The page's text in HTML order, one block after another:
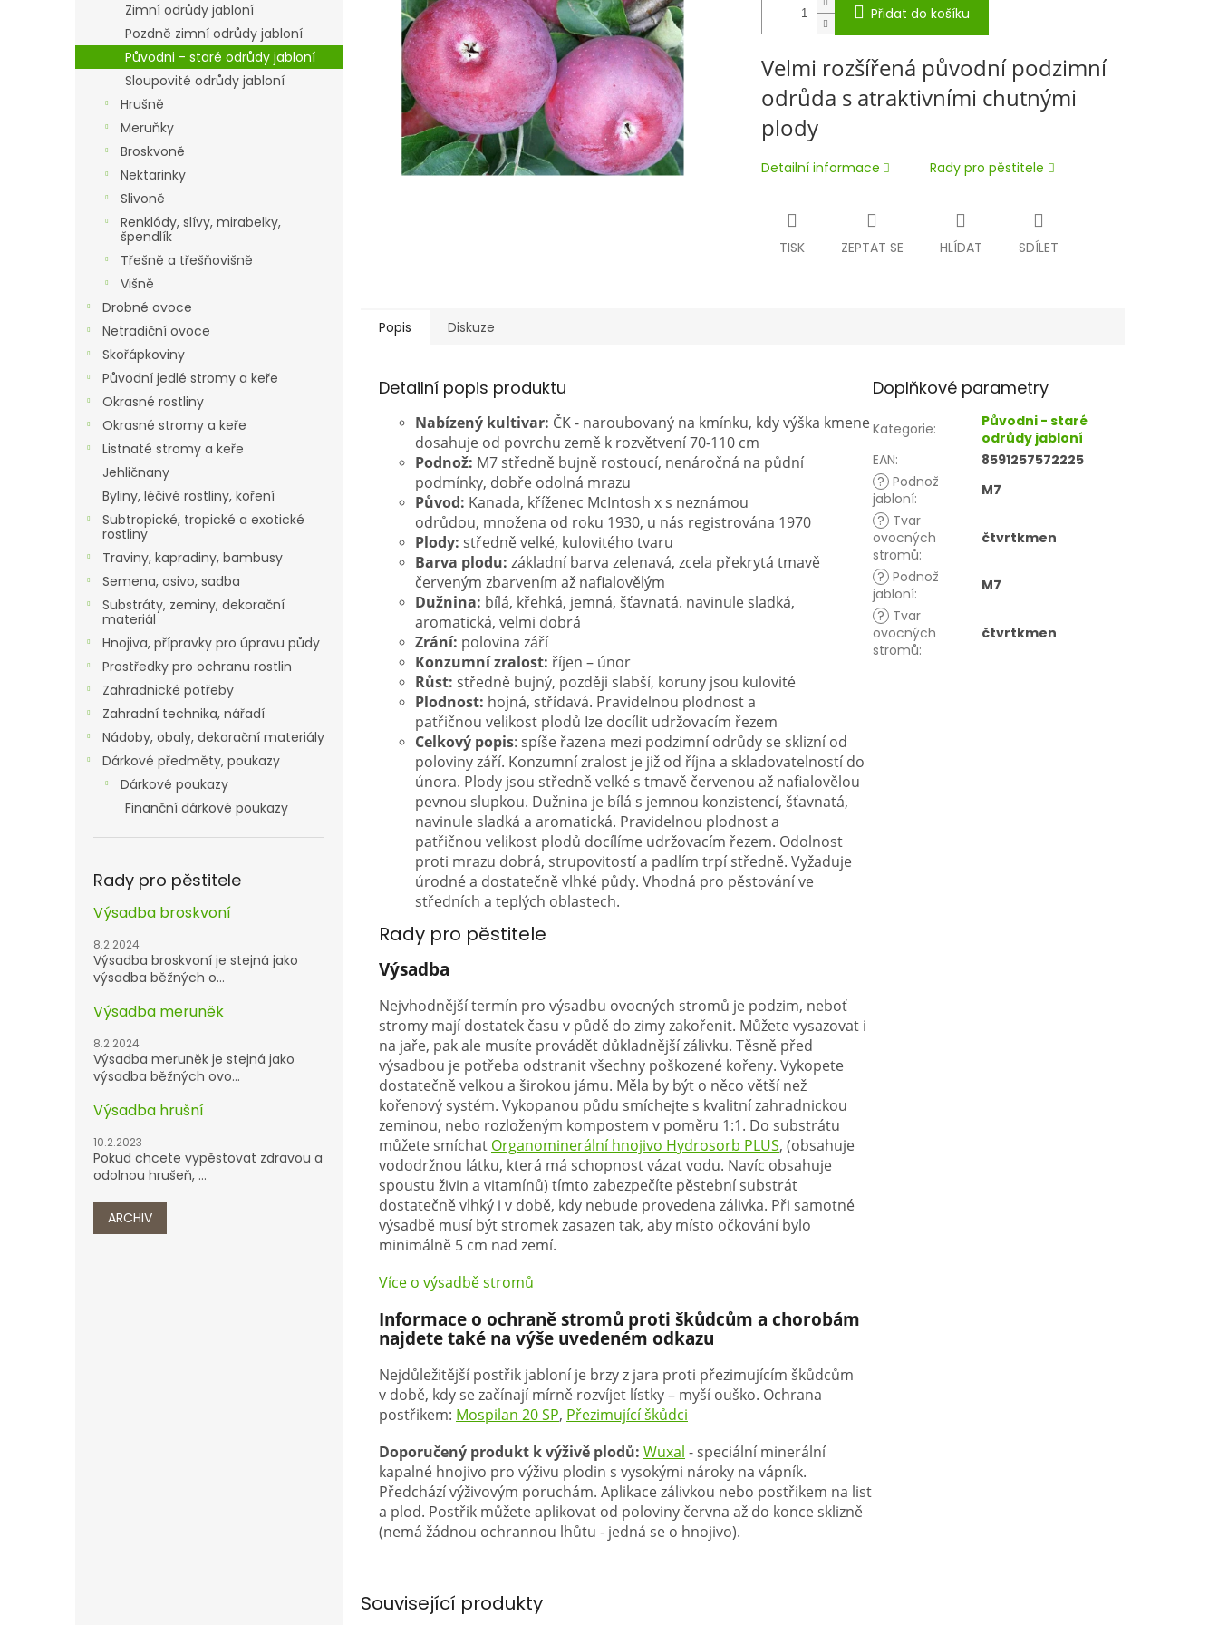
e
l
Zimní odrůdy jabloní
Pozdně zimní odrůdy jabloní
Původni - staré odrůdy jabloní
Sloupovité odrůdy jabloní
Hrušně
Meruňky
Broskvoně
Nektarinky
Slivoně
Renklódy, slívy, mirabelky,
špendlík
Třešně a třešňovišně
Višně
Drobné ovoce
Netradiční ovoce
Skořápkoviny
Původní jedlé stromy a keře
Okrasné rostliny
Okrasné stromy a keře
Listnaté stromy a keře
Jehličnany
Byliny, léčivé rostliny, koření
Subtropické, tropické a exotické
rostliny
Traviny, kapradiny, bambusy
Semena, osivo, sadba
Substráty, zeminy, dekorační
materiál
Hnojiva, přípravky pro úpravu půdy
Prostředky pro ochranu rostlin
Zahradnické potřeby
Zahradní technika, nářadí
Nádoby, obaly, dekorační materiály
Dárkové předměty, poukazy
Dárkové poukazy
Finanční dárkové poukazy
Rady pro pěstitele
Výsadba broskvoní
8.2.2024
Výsadba broskvoní je stejná jako
výsadba běžných o...
Výsadba meruněk
8.2.2024
Výsadba meruněk je stejná jako
výsadba běžných ovo...
Výsadba hrušní
10.2.2023
Pokud chcete vypěstovat zdravou a
odolnou hrušeň, ...
ARCHIV
Přidat do košíku
Velmi rozšířená původní podzimní
odrůda s atraktivními chutnými
plody
Detailní informace Rady pro pěstitele
TISK ZEPTAT SE HLÍDAT SDÍLET
Popis Diskuze
Detailní popis produktu
Nabízený kultivar: ČK - naroubovaný na kmínku, kdy výška kmene
dosahuje od povrchu země k rozvětvení 70-110 cm
Podnož: M7 středně bujně rostoucí, nenáročná na půdní
podmínky, dobře odolná mrazu
Původ: Kanada, kříženec McIntosh x s neznámou
odrůdou, množena od roku 1930, u nás registrována 1970
Plody: středně velké, kulovitého tvaru
Barva plodu: základní barva zelenavá, zcela překrytá tmavě
červeným zbarvením až nafialovělým
Dužnina: bílá, křehká, jemná, šťavnatá. navinule sladká,
aromatická, velmi dobrá
Zrání: polovina září
Konzumní zralost: říjen – únor
Růst: středně bujný, později slabší, koruny jsou kulovité
Plodnost: hojná, střídavá. Pravidelnou plodnost a
patřičnou velikost plodů Ize docílit udržovacím řezem
Celkový popis: spíše řazena mezi podzimní odrůdy se sklizní od
poloviny září. Konzumní zralost je již od října a skladovatelností do
února. Plody jsou středně velké s tmavě červenou až nafialovělou
pevnou slupkou. Dužnina je bílá s jemnou konzistencí, šťavnatá,
navinule sladká a aromatická. Pravidelnou plodnost a
patřičnou velikost plodů docílíme udržovacím řezem. Odolnost
proti mrazu dobrá, strupovitostí a padlím trpí středně. Vyžaduje
úrodné a dostatečně vlhké půdy. Vhodná pro pěstování ve
středních a teplých oblastech.
Rady pro pěstitele
Výsadba
Nejvhodnější termín pro výsadbu ovocných stromů je podzim, neboť
stromy mají dostatek času v půdě do zimy zakořenit. Můžete vysazovat i
na jaře, pak ale musíte provádět důkladnější zálivku. Těsně před
výsadbou je potřeba odstranit všechny poškozené kořeny. Vykopete
dostatečně velkou a širokou jámu. Měla by být o něco větší než
kořenový systém. Vykopanou půdu smíchejte s kvalitní zahradnickou
zeminou, nebo rozloženým kompostem v poměru 1:1. Do substrátu
můžete smíchat Organominerální hnojivo Hydrosorb PLUS, (obsahuje
vododržnou látku, která má schopnost vázat vodu. Navíc obsahuje
spoustu živin a vitamínů) tímto zabezpečíte pěstební substrát
dostatečně vlhký i v době, kdy nebude provedena zálivka. Při samotné
výsadbě musí být stromek zasazen tak, aby místo očkování bylo
minimálně 5 cm nad zemí.
Více o výsadbě stromů
Informace o ochraně stromů proti škůdcům a chorobám
najdete také na výše uvedeném odkazu
Nejdůležitější postřik jabloní je brzy z jara proti přezimujícím škůdcům
v době, kdy se začínají mírně rozvíjet lístky – myší ouško. Ochrana
postřikem: Mospilan 20 SP, Přezimující škůdci
Doporučený produkt k výživě plodů: Wuxal - speciální minerální
kapalné hnojivo pro výživu plodin s vysokými nároky na vápník.
Předchází výživovým poruchám. Aplikace zálivkou nebo postřikem na list
a plod. Postřik můžete aplikovat od poloviny června až do konce sklizně
(nemá žádnou ochrannou lhůtu - jedná se o hnojivo).
Doplňkové parametry
Kategorie:
Původni - staré
odrůdy jabloní
EAN:
8591257572225
? Podnož
jabloní:
M7
? Tvar
ovocných
stromů:
čtvrtkmen
? Podnož
jabloní:
M7
? Tvar
ovocných
stromů:
čtvrtkmen
Související produkty